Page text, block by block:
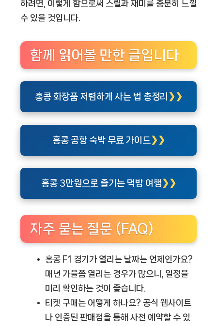
하려면, 이렇게 함으로써 스릴과 재미를 충분히 느낄
수 있을 것입니다.
함께 읽어볼 만한 글입니다
홍콩 화장품 저렴하게 사는 법 총정리
홍콩 공항 숙박 무료 가이드
홍콩 3만원으로 즐기는 먹방 여행
자주 묻는 질문 (FAQ)
홍콩 F1 경기가 열리는 날짜는 언제인가요?
매년 가을쯤 열리는 경우가 많으니, 일정을
미리 확인하는 것이 좋습니다.
티켓 구매는 어떻게 하나요? 공식 웹사이트
나 인증된 판매점을 통해 사전 예약할 수 있